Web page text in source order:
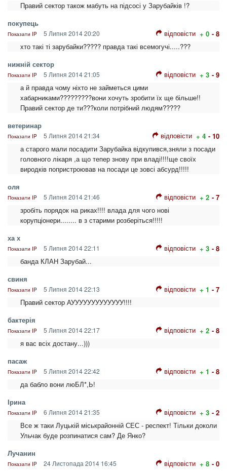
Правий сектор також мабуть на підсосі у Зарубайків !?
покупець
Показати IP 5 Липня 2014 20:20 відповісти + 0 - 8
хто такі ті зарубайки????? правда такі всемогучі.....???
нижній сектор
Показати IP 5 Липня 2014 21:05 відповісти + 3 - 9
а й правда чому ніхто не займеться цими
хабарниками?????????вони хочуть зробити їх ще більше!!
Правий сектор де ти???коли потрібний людям?????
ветеринар
Показати IP 5 Липня 2014 21:34 відповісти + 4 - 10
а старого мали посадити Зарубайка відкупився,зняли з посади
головного лікаря ,а що тепер знову при владі!!!!ще своїх
виродків попристроював на посади це зовсі абсурд!!!!!
оля
Показати IP 5 Липня 2014 21:46 відповісти + 2 - 7
зробіть порядок на риках!!!! влада для чого нові
корупціонери........ в з старими розберіться!!!!!
ха х
Показати IP 5 Липня 2014 22:11 відповісти + 3 - 8
банда КЛАН Зарубай...
свиня
Показати IP 5 Липня 2014 22:13 відповісти + 1 - 7
Правий сектор АУУУУУУУУУУУУУ!!!!
бактерія
Показати IP 5 Липня 2014 22:17 відповісти + 2 - 8
я вас всіх достану...)))
пасаж
Показати IP 5 Липня 2014 22:42 відповісти + 1 - 8
да бабло вони люБЛ*,Ь!
Ірина
Показати IP 6 Липня 2014 21:35 відповісти + 3 - 2
Все ж таки Луцькій міськрайонній СЕС - респект! Тільки доколи
Ульчак буде розпинатися сам? Де Янко?
Лучанин
Показати IP 24 Листопада 2014 16:45 відповісти + 8 - 0